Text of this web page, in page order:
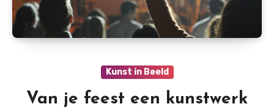
Kunst in Beeld
Van je feest een kunstwerk